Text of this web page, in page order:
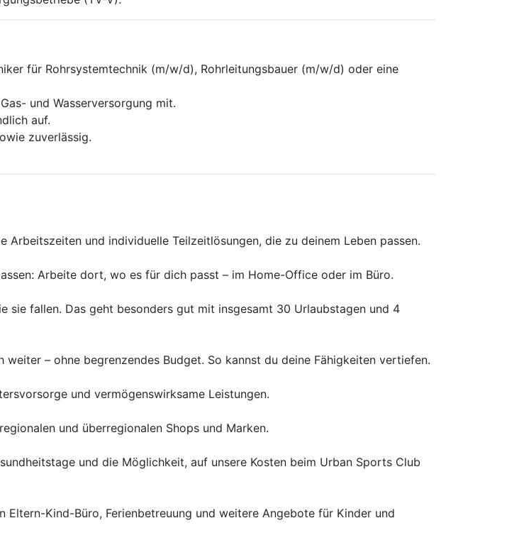
für Rohrsystemtechnik (m/w/d), Rohrleitungsbauer (m/w/d) oder eine
und Wasserversorgung mit.
auf.
zuverlässig.
und individuelle Teilzeitlösungen, die zu deinem Leben passen.
Arbeite dort, wo es für dich passt – im Home-Office oder im Büro.
sie fallen. Das geht besonders gut mit insgesamt 30 Urlaubstagen und 4
– ohne begrenzendes Budget. So kannst du deine Fähigkeiten vertiefen.
und vermögenswirksame Leistungen.
und überregionalen Shops und Marken.
und die Möglichkeit, auf unsere Kosten beim Urban Sports Club
Eltern-Kind-Büro, Ferienbetreuung und weitere Angebote für Kinder und